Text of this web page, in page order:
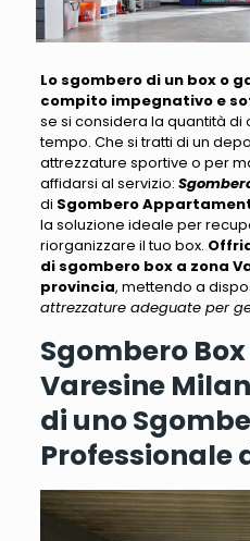
Lo sgombero di un box o
compito impegnativo e
se si considera la quantità
tempo. Che si tratti di un
attrezzature sportive o per
affidarsi al servizio:
di Sgombero
la soluzione ideale per
riorganizzare il tuo box.
di sgombero box a zona
provincia, mettendo a
attrezzature adeguate per
Sgombero
Varesine
di uno
Professionale